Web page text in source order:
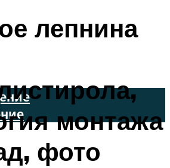
И УТЕПЛЕНИЕ
лепнина
монтажа
фото